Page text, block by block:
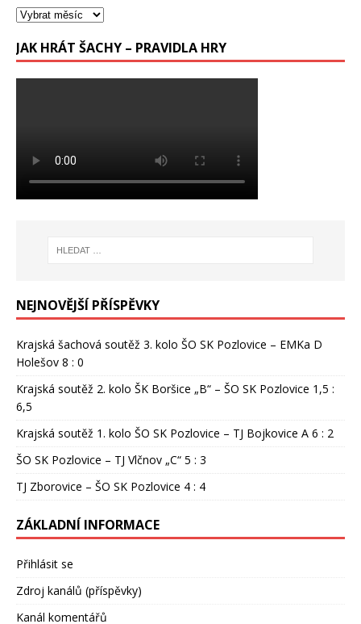
JAK HRÁT ŠACHY – PRAVIDLA HRY
NEJNOVĚJŠÍ PŘÍSPĚVKY
Krajská šachová soutěž 3. kolo ŠO SK Pozlovice – EMKa D
Holešov 8 : 0
Krajská soutěž 2. kolo ŠK Boršice „B“ – ŠO SK Pozlovice 1,5 :
6,5
Krajská soutěž 1. kolo ŠO SK Pozlovice – TJ Bojkovice A 6 : 2
ŠO SK Pozlovice – TJ Vlčnov „C“ 5 : 3
TJ Zborovice – ŠO SK Pozlovice 4 : 4
ZÁKLADNÍ INFORMACE
Přihlásit se
Zdroj kanálů (příspěvky)
Kanál komentářů